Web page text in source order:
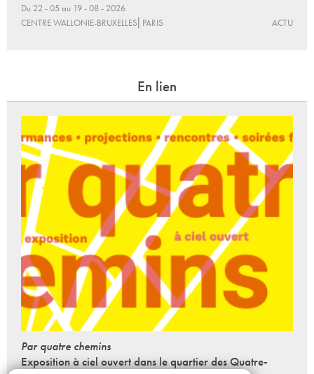
Du 22 - 05 au 19 - 08 - 2026
CENTRE WALLONIE-BRUXELLES⎜PARIS
ACTU
En lien
Par quatre chemins
Exposition à ciel ouvert dans le quartier des Quatre-